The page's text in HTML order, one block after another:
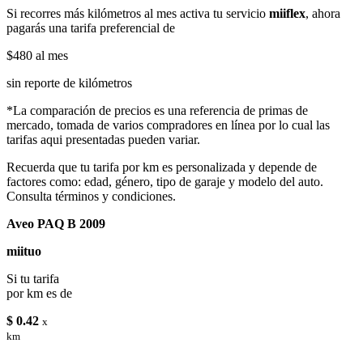
Si recorres más kilómetros al mes activa tu servicio miiflex, ahora
pagarás una tarifa preferencial de
$480 al mes
sin reporte de kilómetros
*La comparación de precios es una referencia de primas de
mercado, tomada de varios compradores en línea por lo cual las
tarifas aqui presentadas pueden variar.
Recuerda que tu tarifa por km es personalizada y depende de
factores como: edad, género, tipo de garaje y modelo del auto.
Consulta términos y condiciones.
Aveo PAQ B 2009
miituo
Si tu tarifa
por km es de
$ 0.42 x
km